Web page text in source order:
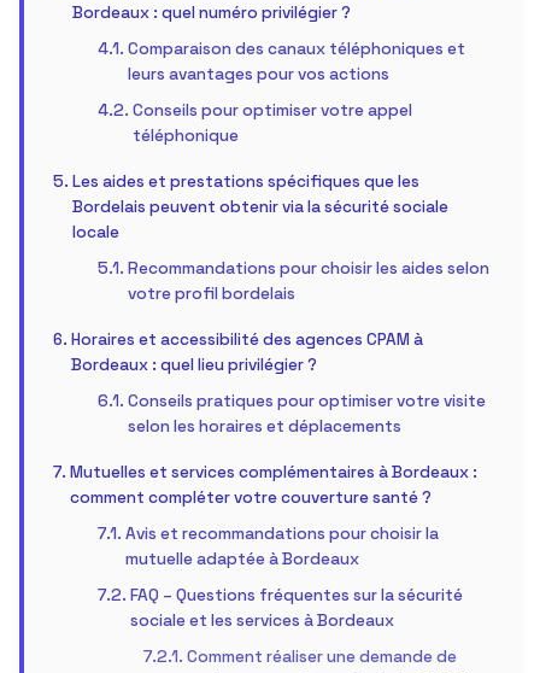
Bordeaux : quel numéro privilégier ?
Comparaison des canaux téléphoniques et
leurs avantages pour vos actions
Conseils pour optimiser votre appel
téléphonique
Les aides et prestations spécifiques que les
Bordelais peuvent obtenir via la sécurité sociale
locale
Recommandations pour choisir les aides selon
votre profil bordelais
Horaires et accessibilité des agences CPAM à
Bordeaux : quel lieu privilégier ?
Conseils pratiques pour optimiser votre visite
selon les horaires et déplacements
Mutuelles et services complémentaires à Bordeaux :
comment compléter votre couverture santé ?
Avis et recommandations pour choisir la
mutuelle adaptée à Bordeaux
FAQ – Questions fréquentes sur la sécurité
sociale et les services à Bordeaux
Comment réaliser une demande de